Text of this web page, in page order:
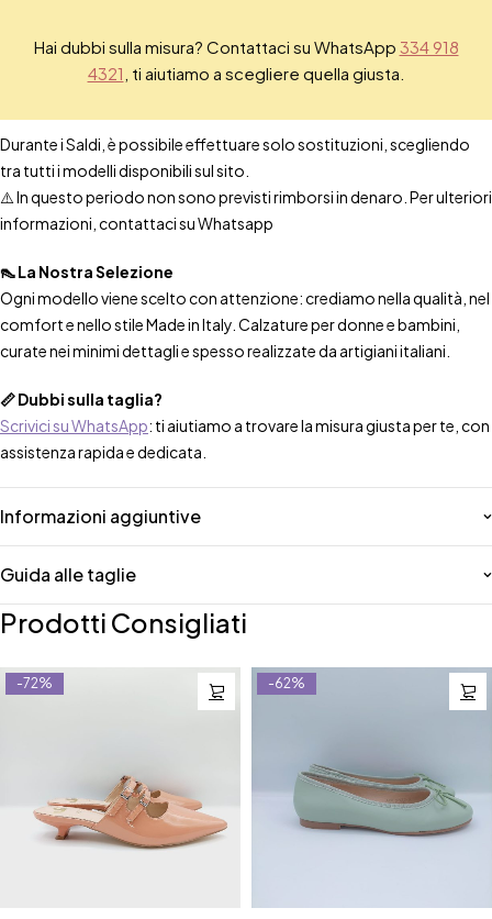
Hai dubbi sulla misura? Contattaci su WhatsApp 334 918
4321 , ti aiutiamo a scegliere quella giusta.
Durante i Saldi, è possibile effettuare solo sostituzioni, scegliendo
tra tutti i modelli disponibili sul sito.
⚠️ In questo periodo non sono previsti rimborsi in denaro. Per ulteriori
informazioni, contattaci su Whatsapp
👠 La Nostra Selezione
Ogni modello viene scelto con attenzione: crediamo nella qualità, nel
comfort e nello stile Made in Italy. Calzature per donne e bambini,
curate nei minimi dettagli e spesso realizzate da artigiani italiani.
📏 Dubbi sulla taglia?
Scrivici su WhatsApp: ti aiutiamo a trovare la misura giusta per te, con
assistenza rapida e dedicata.
Informazioni aggiuntive
Guida alle taglie
Prodotti Consigliati
-72% -62%